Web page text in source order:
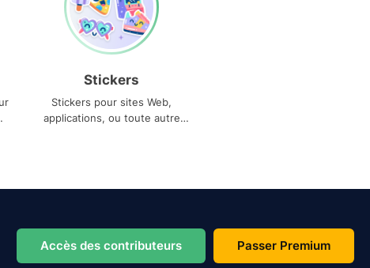
Stickers
Stickers pour sites Web,
applications, ou toute autre
Accès des contributeurs Passer Premium